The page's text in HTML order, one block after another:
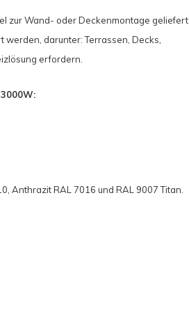
zur Wand- oder Deckenmontage geliefert.
darunter: Terrassen, Decks,
erfordern.
Anthrazit RAL 7016 und RAL 9007 Titan.